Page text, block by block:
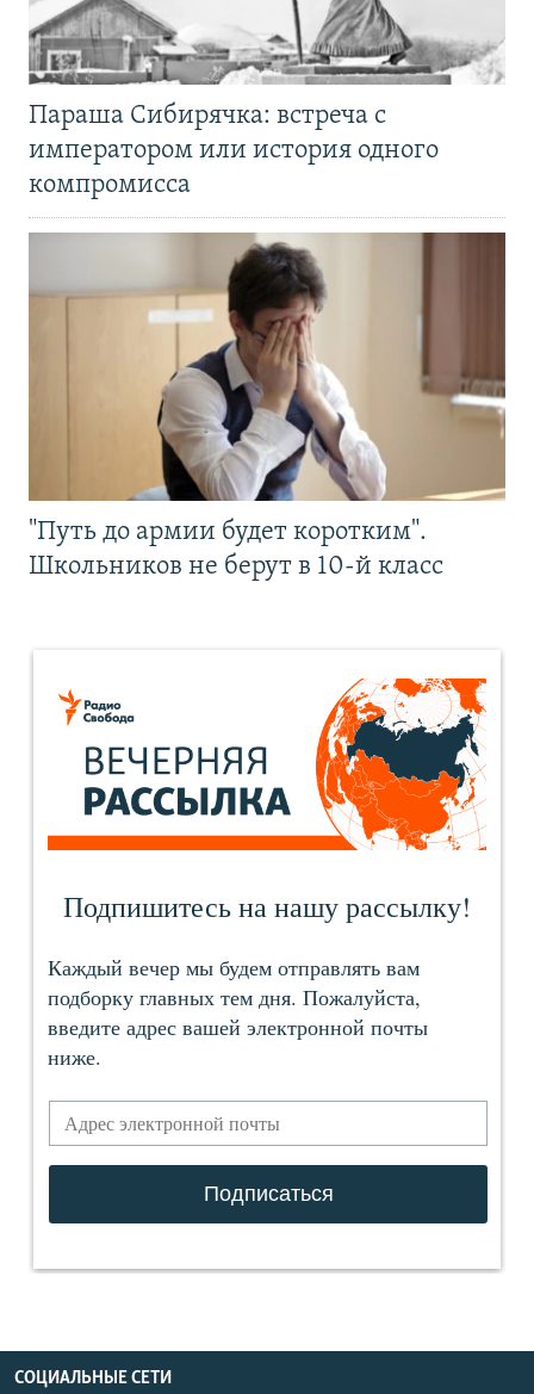
Параша Сибирячка: встреча с
императором или история одного
компромисса
"Путь до армии будет коротким".
Школьников не берут в 10-й класс
СОЦИАЛЬНЫЕ СЕТИ